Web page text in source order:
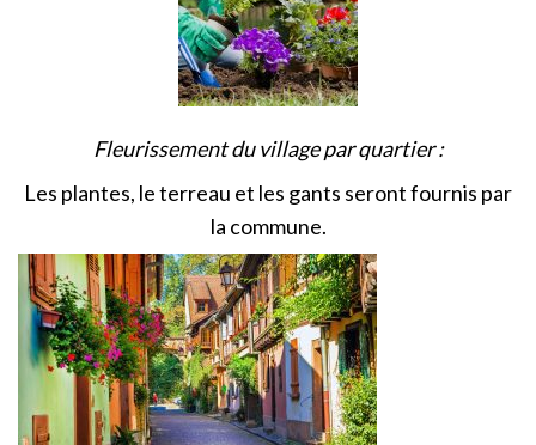
Fleurissement du village par quartier :
Les plantes, le terreau et les gants seront fournis par
la commune.